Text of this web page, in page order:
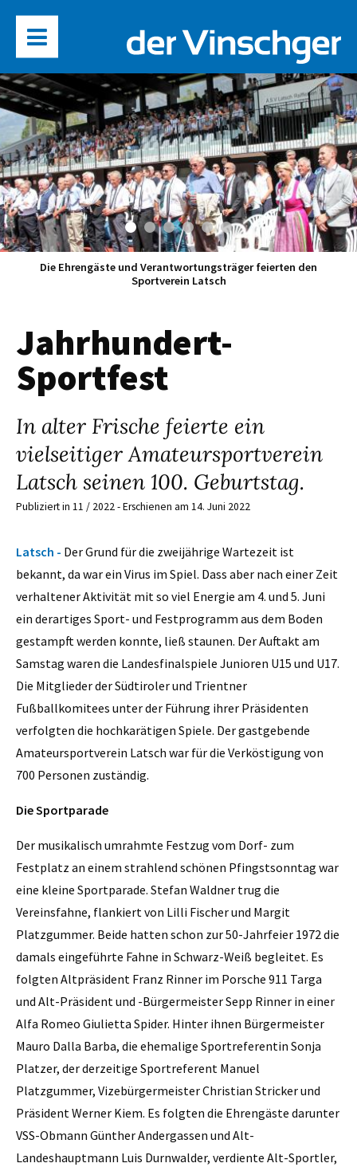
Die Ehrengäste und Verantwortungsträger feierten den
Sportverein Latsch
Jahrhundert-
Sportfest
In alter Frische feierte ein
vielseitiger Amateursportverein
Latsch seinen 100. Geburtstag.
Publiziert in 11 / 2022 - Erschienen am 14. Juni 2022
Latsch - Der Grund für die zweijährige Wartezeit ist
bekannt, da war ein Virus im Spiel. Dass aber nach einer Zeit
verhaltener Aktivität mit so viel Energie am 4. und 5. Juni
ein derartiges Sport- und Festprogramm aus dem Boden
gestampft werden konnte, ließ staunen. Der Auftakt am
Samstag waren die Landesfinalspiele Junioren U15 und U17.
Die Mitglieder der Südtiroler und Trientner
Fußballkomitees unter der Führung ihrer Präsidenten
verfolgten die hochkarätigen Spiele. Der gastgebende
Amateursportverein Latsch war für die Verköstigung von
700 Personen zuständig.
Die Sportparade
Der musikalisch umrahmte Festzug vom Dorf- zum
Festplatz an einem strahlend schönen Pfingstsonntag war
eine kleine Sportparade. Stefan Waldner trug die
Vereinsfahne, flankiert von Lilli Fischer und Margit
Platzgummer. Beide hatten schon zur 50-Jahrfeier 1972 die
damals eingeführte Fahne in Schwarz-Weiß begleitet. Es
folgten Altpräsident Franz Rinner im Porsche 911 Targa
und Alt-Präsident und -Bürgermeister Sepp Rinner in einer
Alfa Romeo Giulietta Spider. Hinter ihnen Bürgermeister
Mauro Dalla Barba, die ehemalige Sportreferentin Sonja
Platzer, der derzeitige Sportreferent Manuel
Platzgummer, Vizebürgermeister Christian Stricker und
Präsident Werner Kiem. Es folgten die Ehrengäste darunter
VSS-Obmann Günther Andergassen und Alt-
Landeshauptmann Luis Durnwalder, verdiente Alt-Sportler,